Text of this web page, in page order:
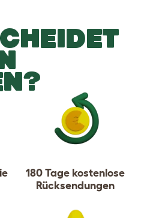
180 Tage kostenlose
Rücksendungen